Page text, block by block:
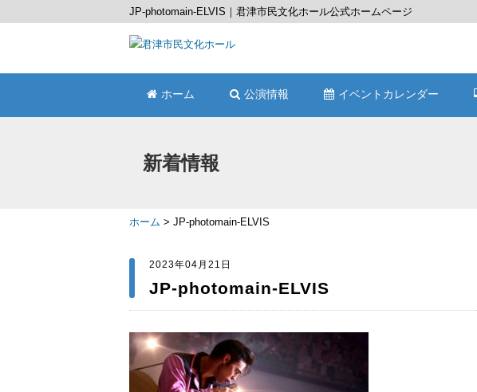
JP-photomain-ELVIS｜君津市民文化ホール公式ホームページ
ホーム 公演情報 イベントカレンダー
新着情報
ホーム > JP-photomain-ELVIS
2023年04月21日
JP-photomain-ELVIS